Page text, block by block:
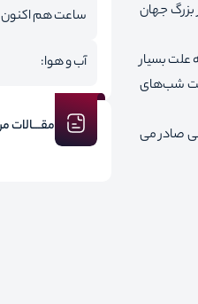
بزرگ جهان
علت بسیار
شب‌های
صادر می‌
ساعت هم
آب و هوا:
مقـــالات